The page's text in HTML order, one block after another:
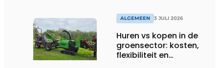
ALGEMEEN 3 JULI 2026
Huren vs kopen in de
groensector: kosten,
flexibiliteit en